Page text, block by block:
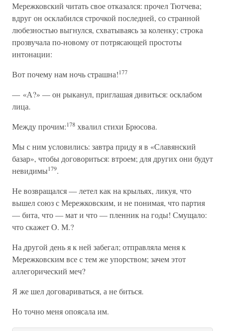
Мережковский читать свое отказался: прочел Тютчева;
вдруг он осклабился строчкой последней, со странной
любезностью выгнулся, схватываясь за коленку; строка
прозвучала по-новому от потрясающей простоты
интонации:
Вот почему нам ночь страшна!177
— «А?» — он рыканул, приглашая дивиться: осклабом
лица.
Между прочим:178 хвалил стихи Брюсова.
Мы с ним условились: завтра приду я в «Славянский
базар», чтобы договориться: втроем; для других они будут
невидимы179.
Не возвращался — летел как на крыльях, ликуя, что
вышел союз с Мережковским, и не понимая, что партия
— бита, что — мат и что — пленник на годы! Смущало:
что скажет О. М.?
На другой день я к ней забегал; отправляла меня к
Мережковским все с тем же упорством; зачем этот
аллегорический меч?
Я же шел договариваться, а не биться.
Но точно меня опоясала им.